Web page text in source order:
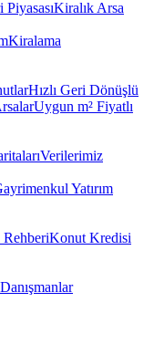
Kiralık Arsa
Kiralama
Hızlı Geri Dönüşlü
Uygun m² Fiyatlı
Verilerimiz
Yatırım
Konut Kredisi